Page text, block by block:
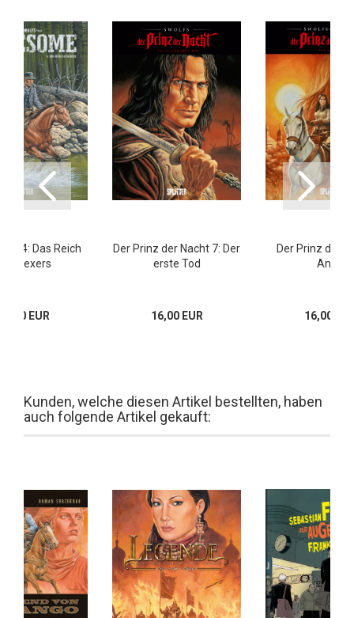
4: Das Reich
Hexers
EUR
Der Prinz der Nacht 7: Der
erste Tod
16,00 EUR
Der Prinz der
Anna
16,00
Kunden, welche diesen Artikel bestellten, haben
auch folgende Artikel gekauft: